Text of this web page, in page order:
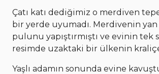
Çatı katı dediğimiz o merdiven
bir yerde uyumadı. Merdivenin yan
pulunu yapıştırmıştı ve evinin tek
resimde uzaktaki bir ülkenin
Yaşlı adamın sonunda evine